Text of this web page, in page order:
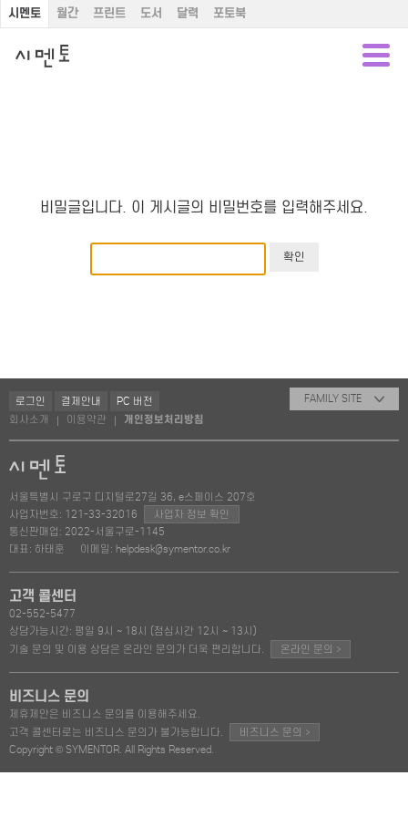
시멘토 월간 프린트 도서 달력 포토북
비밀글입니다. 이 게시글의 비밀번호를 입력해주세요.
로그인 결제안내
PC 버전
회사소개
이용약관 개인정보처리방침
FAMILY SITE
서울특별시 구로구 디지털로27길 36, e스페이스 207호
사업자번호: 121-33-32016
사업자 정보 확인
통신판매업: 2022-서울구로-1145
대표: 하태훈
이메일: helpdesk@symentor.co.kr
고객 콜센터
02-552-5477
상담가능시간: 평일 9시 ~ 18시 (점심시간 12시 ~ 13시)
기술 문의 및 이용 상담은 온라인 문의가 더욱 편리합니다.
온라인 문의 >
비즈니스 문의
제휴제안은 비즈니스 문의를 이용해주세요.
고객 콜센터로는 비즈니스 문의가 불가능합니다.
비즈니스 문의 >
Copyright © SYMENTOR. All Rights Reserved.